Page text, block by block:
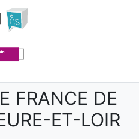
FRANCE DE
ET-LOIR